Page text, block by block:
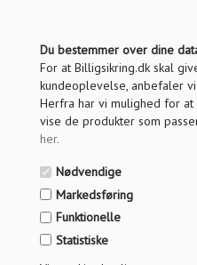
Du bestemmer over dine
For at Billigsikring.dk skal
kundeoplevelse, anbefaler vi
Herfra har vi mulighed for
vise de produkter som
her.
Nødvendige
Markedsføring
Funktionelle
Statistiske
OM PRODUKTET
SPØRG OS
FRAGT INFO
ANMELDELSER
ABUS "Gør det selv"
- 1x 1660 oval cylinder til